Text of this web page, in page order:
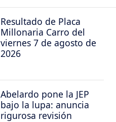
Resultado de Placa
Millonaria Carro del
viernes 7 de agosto de
2026
Abelardo pone la JEP
bajo la lupa: anuncia
rigurosa revisión